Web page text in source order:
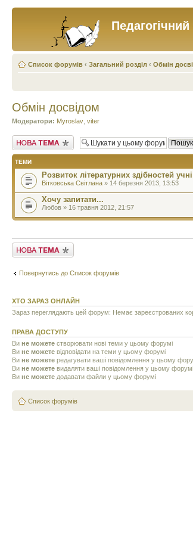
Список форумів ‹ Загальний розділ ‹ Обмін
Обмін досвідом
Модератори: Myroslav viter
Створити нову тему
ТЕМИ
Розвиток літературних здібностей
Вітковська Світлана » 14 березня 2013, 13:53
Хочу запитати...
Любов » 16 травня 2012, 21:57
Створити нову тему
Повернутись до Список форумів
ХТО ЗАРАЗ ОНЛАЙН
Зараз переглядають цей форум: Немає зареєстрованих
ПРАВА ДОСТУПУ
Ви не можете створювати нові теми у цьому форумі
Ви не можете відповідати на теми у цьому форумі
Ви не можете редагувати ваші повідомлення у цьому
Ви не можете видаляти ваші повідомлення у цьому форумі
Ви не можете додавати файли у цьому форумі
Список форумів